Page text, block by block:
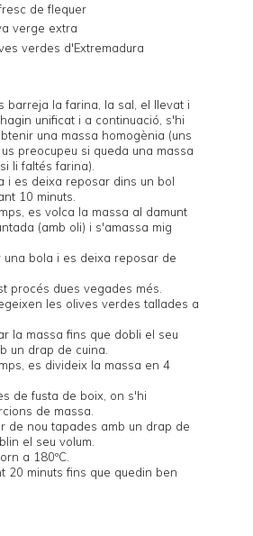
de flequer
verge extra
verdes d'Extremadura
barreja la farina, la sal, el llevat i
unificat i a continuació, s'hi
una massa homogènia (uns
preocupeu si queda una massa
li faltés farina).
i es deixa reposar dins un bol
10 minuts.
es volca la massa al damunt
(amb oli) i s'amassa mig
una bola i es deixa reposar de
procés dues vegades més.
les olives verdes tallades a
la massa fins que dobli el seu
un drap de cuina.
es divideix la massa en 4
de fusta de boix, on s'hi
de massa.
de nou tapades amb un drap de
el seu volum.
a 180ºC.
20 minuts fins que quedin ben